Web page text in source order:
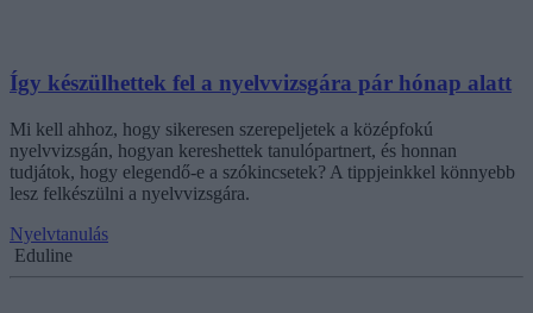
Így készülhettek fel a nyelvvizsgára pár hónap alatt
Mi kell ahhoz, hogy sikeresen szerepeljetek a középfokú
nyelvvizsgán, hogyan kereshettek tanulópartnert, és honnan
tudjátok, hogy elegendő-e a szókincsetek? A tippjeinkkel könnyebb
lesz felkészülni a nyelvvizsgára.
Nyelvtanulás
Eduline